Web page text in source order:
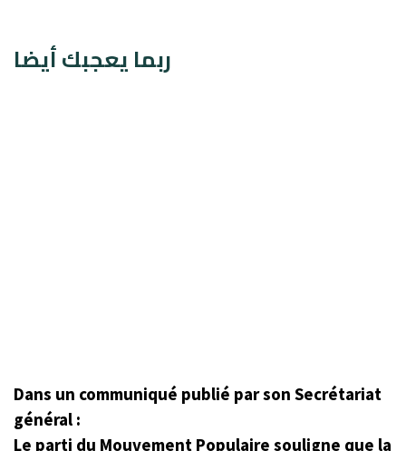
ربما يعجبك أيضا
Dans un communiqué publié par son Secrétariat
général :
Le parti du Mouvement Populaire souligne que la